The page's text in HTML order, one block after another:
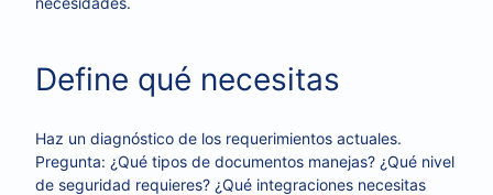
Define qué necesitas
Haz un diagnóstico de los requerimientos actuales.
Pregunta: ¿Qué tipos de documentos manejas? ¿Qué nivel
de seguridad requieres? ¿Qué integraciones necesitas